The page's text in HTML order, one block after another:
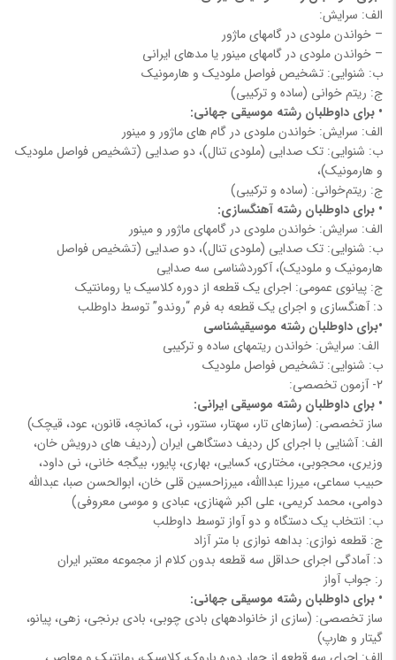
الف: سرایش:
– خواندن ملودی در گام‎های ماژور
– خواندن ملودی در گام‎های مینور یا مدهای ایرانی
ب: شنوایی: تشخیص فواصل ملودیک و هارمونیک
ج: ریتم خوانی (ساده و ترکیبی)
• برای داوطلبان رشته موسیقی جهانی:
الف: سرایش: خواندن ملودی در گام های ماژور و مینور
ب: شنوایی: تک صدایی (ملودی تنال)، دو صدایی (تشخیص فواصل ملودیک
و هارمونیک)،
ج: ریتم‌خوانی: (ساده و ترکیبی)
• برای داوطلبان رشته آهنگسازی:
الف: سرایش: خواندن ملودی در گام‏های ماژور و مینور
ب: شنوایی: تک صدایی (ملودی تنال)، دو صدایی (تشخیص فواصل
هارمونیک و ملودیک)، آکوردشناسی سه صدایی
ج: پیانوی عمومی: اجرای یک قطعه از دوره کلاسیک یا رومانتیک
د: آهنگسازی و اجرای یک قطعه به فرم “روندو” توسط داوطلب
•برای داوطلبان رشته موسیقی‎شناسی
الف: سرایش: خواندن ریتم‎های ساده و ترکیبی
ب: شنوایی: تشخیص فواصل ملودیک
۲- آزمون تخصصی:
• برای داوطلبان رشته موسیقی ایرانی:
ساز تخصصی: (سازهای تار، سه‎تار، سنتور، نی، کمانچه، قانون، عود، قیچک)
الف: آشنایی با اجرای کل ردیف دستگاهی ایران (ردیف های درویش خان،
وزیری، محجوبی، مختاری، کسایی، بهاری، پایور، بیگجه خانی، نی داود،
حبیب سماعی، میرزا عبداالله، میرزاحسین قلی خان، ابوالحسن صبا، عبدالله
دوامی، محمد کریمی، علی اکبر شهنازی، عبادی و موسی معروفی)
ب: انتخاب یک دستگاه و دو آواز توسط داوطلب
ج: قطعه نوازی: بداهه نوازی با متر آزاد
د: آمادگی اجرای حداقل سه قطعه بدون کلام از مجموعه معتبر ایران
ر: جواب آواز
• برای داوطلبان رشته موسیقی جهانی:
ساز تخصصی: (سازی از خانواده‎های بادی چوبی، بادی برنجی، زهی، پیانو،
گیتار و هارپ)